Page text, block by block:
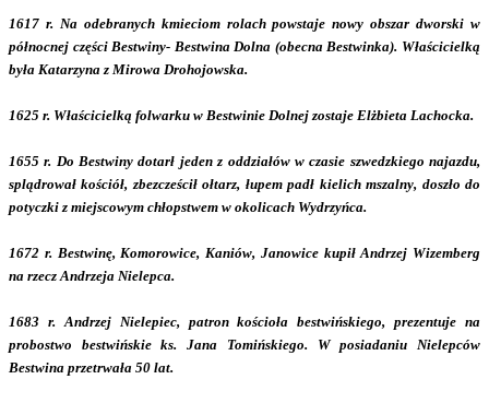
1617 r. Na odebranych kmieciom rolach powstaje nowy obszar dworski w
północnej części Bestwiny- Bestwina Dolna (obecna Bestwinka). Właścicielką
była Katarzyna z Mirowa Drohojowska.
1625 r. Właścicielką folwarku w Bestwinie Dolnej zostaje Elżbieta Lachocka.
1655 r. Do Bestwiny dotarł jeden z oddziałów w czasie szwedzkiego najazdu,
splądrował kościół, zbezcześcił ołtarz, łupem padł kielich mszalny, doszło do
potyczki z miejscowym chłopstwem w okolicach Wydrzyńca.
1672 r. Bestwinę, Komorowice, Kaniów, Janowice kupił Andrzej Wizemberg
na rzecz Andrzeja Nielepca.
1683 r. Andrzej Nielepiec, patron kościoła bestwińskiego, prezentuje na
probostwo bestwińskie ks. Jana Tomińskiego. W posiadaniu Nielepców
Bestwina przetrwała 50 lat.